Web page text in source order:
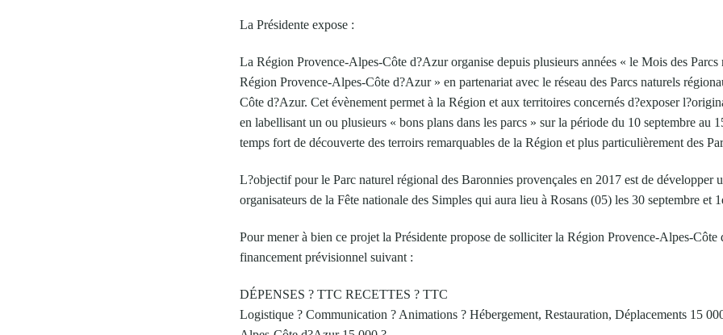
La Présidente expose :
La Région Provence-Alpes-Côte d?Azur organise depuis plusieurs années « le Mois des Parcs
Région Provence-Alpes-Côte d?Azur » en partenariat avec le réseau des Parcs naturels
Côte d?Azur. Cet évènement permet à la Région et aux territoires concernés d?exposer
en labellisant un ou plusieurs « bons plans dans les parcs » sur la période du 10 septembre au
temps fort de découverte des terroirs remarquables de la Région et plus particulièrement des
L?objectif pour le Parc naturel régional des Baronnies provençales en 2017 est de développer
organisateurs de la Fête nationale des Simples qui aura lieu à Rosans (05) les 30 septembre et
Pour mener à bien ce projet la Présidente propose de solliciter la Région Provence-Alpes-
financement prévisionnel suivant :
DÉPENSES ? TTC RECETTES ? TTC
Logistique ? Communication ? Animations ? Hébergement, Restauration, Déplacements 15